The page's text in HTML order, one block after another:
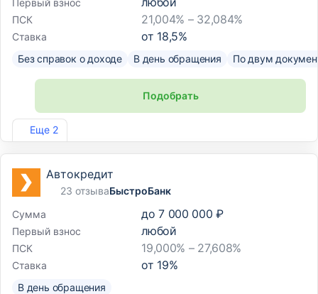
Еще 2
ПСК 21,004% – 32,084%
Ставка от 18,5%
Без справок о доходе В день обращения По двум
Подобрать
Лиц. №1343
Автокредит
23 отзываБыстроБанк
Сумма
до 7 000 000 ₽
Первый взнос любой
ПСК 19,000% – 27,608%
Ставка от 19%
В день обращения